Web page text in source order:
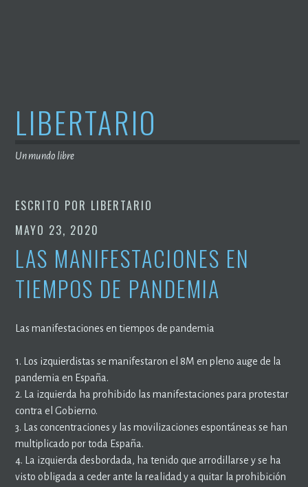
LIBERTARIO
Un mundo libre
ESCRITO POR LIBERTARIO
MAYO 23, 2020
LAS MANIFESTACIONES EN
TIEMPOS DE PANDEMIA
Las manifestaciones en tiempos de pandemia
1. Los izquierdistas se manifestaron el 8M en pleno auge de la
pandemia en España.
2. La izquierda ha prohibido las manifestaciones para protestar
contra el Gobierno.
3. Las concentraciones y las movilizaciones espontáneas se han
multiplicado por toda España.
4. La izquierda desbordada, ha tenido que arrodillarse y se ha
visto obligada a ceder ante la realidad y a quitar la prohibición